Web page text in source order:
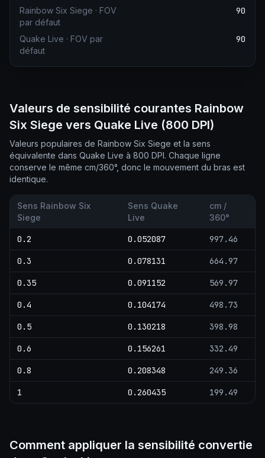
Rainbow Six Siege · FOV
par défaut
90
Quake Live · FOV par
défaut
90
Valeurs de sensibilité courantes Rainbow
Six Siege vers Quake Live (800 DPI)
Valeurs populaires de Rainbow Six Siege et la sens
équivalente dans Quake Live à 800 DPI. Chaque ligne
conserve le même cm/360°, donc le mouvement du bras est
identique.
Sens Rainbow Six
Siege
Sens Quake
Live
cm /
360°
0.2 0.052087 997.46
0.3 0.078131 664.97
0.35 0.091152 569.97
0.4 0.104174 498.73
0.5 0.130218 398.98
0.6 0.156261 332.49
0.8 0.208348 249.36
1 0.260435 199.49
Comment appliquer la sensibilité convertie